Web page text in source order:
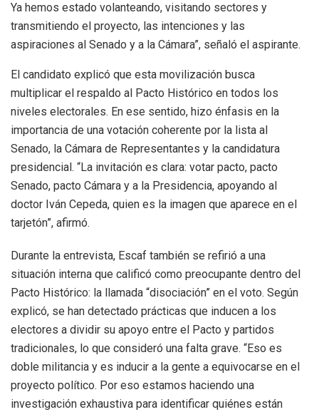
Ya hemos estado volanteando, visitando sectores y
transmitiendo el proyecto, las intenciones y las
aspiraciones al Senado y a la Cámara”, señaló el aspirante.
El candidato explicó que esta movilización busca
multiplicar el respaldo al Pacto Histórico en todos los
niveles electorales. En ese sentido, hizo énfasis en la
importancia de una votación coherente por la lista al
Senado, la Cámara de Representantes y la candidatura
presidencial. “La invitación es clara: votar pacto, pacto
Senado, pacto Cámara y a la Presidencia, apoyando al
doctor Iván Cepeda, quien es la imagen que aparece en el
tarjetón”, afirmó.
Durante la entrevista, Escaf también se refirió a una
situación interna que calificó como preocupante dentro del
Pacto Histórico: la llamada “disociación” en el voto. Según
explicó, se han detectado prácticas que inducen a los
electores a dividir su apoyo entre el Pacto y partidos
tradicionales, lo que consideró una falta grave. “Eso es
doble militancia y es inducir a la gente a equivocarse en el
proyecto político. Por eso estamos haciendo una
investigación exhaustiva para identificar quiénes están